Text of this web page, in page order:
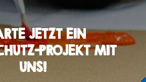
JETZT EIN
PROJEKT MIT
UNS!